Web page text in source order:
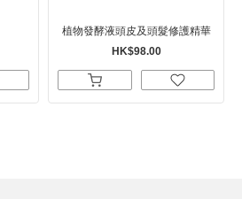
植物發酵液頭皮及頭髮修護精華
HK$98.00